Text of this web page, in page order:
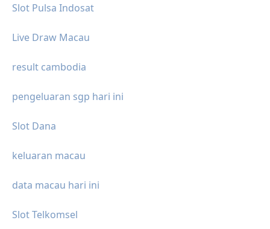
Slot Pulsa Indosat
Live Draw Macau
result cambodia
pengeluaran sgp hari ini
Slot Dana
keluaran macau
data macau hari ini
Slot Telkomsel